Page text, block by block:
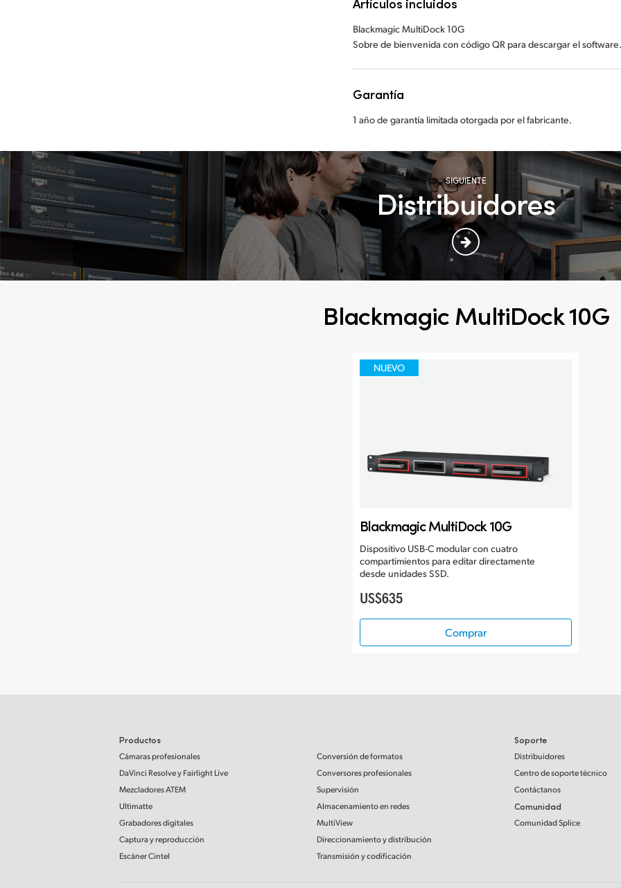
Artículos incluidos
Blackmagic MultiDock 10G
Sobre de bienvenida con código QR para descargar el software.
Garantía
1 año de garantía limitada otorgada por el fabricante.
SIGUIENTE
Distribuidores
Blackmagic MultiDock 10G
NUEVO
Blackmagic MultiDock 10G
Dispositivo USB-C modular con cuatro
compartimientos para editar directamente
desde unidades SSD.
US$635
Comprar
Productos
Cámaras profesionales
DaVinci Resolvey Fairlight Live
Mezcladores ATEM
Ultimatte
Grabadores digitales
Captura y reproducción
Escáner Cintel
Conversión de formatos
Conversores profesionales
Supervisión
Almacenamiento en redes
MultiView
Direccionamiento y distribución
Transmisión y codificación
Soporte
Distribuidores
Centro de soporte técnico
Contáctanos
Comunidad
Comunidad Splice